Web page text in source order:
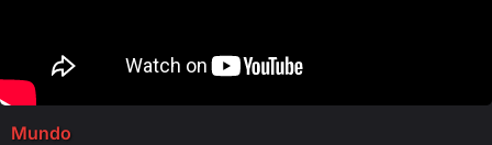
Mundo